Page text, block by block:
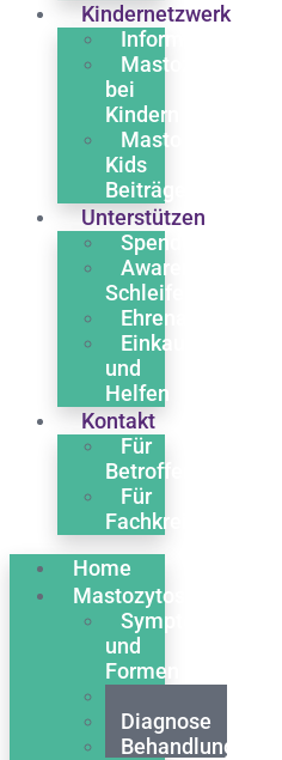
Kindernetzwerk
Informationen
Mastozytose
bei
Kindern
Masto
Kids
Beiträge
Unterstützen
Spenden
Awareness
Schleife
Ehrenamt
Einkaufen
und
Helfen
Kontakt
Für
Betroffene
Für
Fachkreise
Home
Mastozytose
Symptome
und
Formen
Diagnose
Behandlung